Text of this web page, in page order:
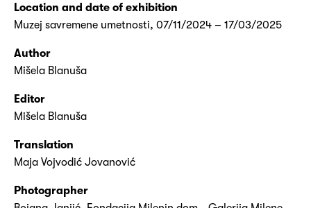
Location and date of exhibition
Muzej savremene umetnosti, 07/11/2024 – 17/03/2025
Author
Mišela Blanuša
Editor
Mišela Blanuša
Translation
Maja Vojvodić Jovanović
Photographer